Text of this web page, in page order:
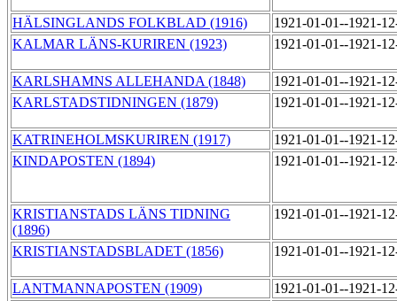
HÄLSINGLANDS FOLKBLAD (1916)
1921-01-01--1921-
KALMAR LÄNS-KURIREN (1923)
1921-01-01--1921-
KARLSHAMNS ALLEHANDA (1848)
1921-01-01--1921-
KARLSTADSTIDNINGEN (1879)
1921-01-01--1921-
KATRINEHOLMSKURIREN (1917)
1921-01-01--1921-
KINDAPOSTEN (1894)
1921-01-01--1921-
KRISTIANSTADS LÄNS TIDNING
(1896)
1921-01-01--1921-
KRISTIANSTADSBLADET (1856) 1921-01-01--1921-
LANTMANNAPOSTEN (1909)
1921-01-01--1921-